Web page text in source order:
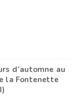
d’automne au
la Fontenette